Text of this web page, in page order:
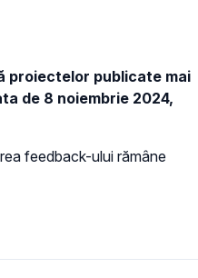
proiectelor publicate mai
de 8 noiembrie 2024,
feedback-ului rămâne